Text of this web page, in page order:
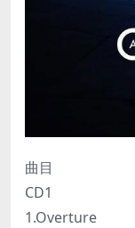
曲目
CD1
1.Overture